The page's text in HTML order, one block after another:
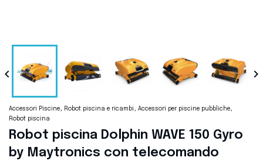
 
Accessori Piscine Robot piscina e ricambi
Accessori per piscine pubbliche
Robot piscina
Robot piscina Dolphin WAVE 150 Gyro
by Maytronics con telecomando